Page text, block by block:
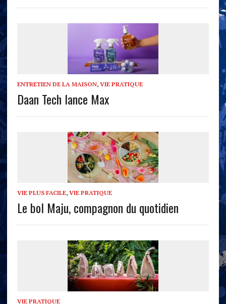
ENTRETIEN DE LA MAISON, VIE PRATIQUE
Daan Tech lance Max
VIE PLUS FACILE, VIE PRATIQUE
Le bol Maju, compagnon du quotidien
VIE PRATIQUE